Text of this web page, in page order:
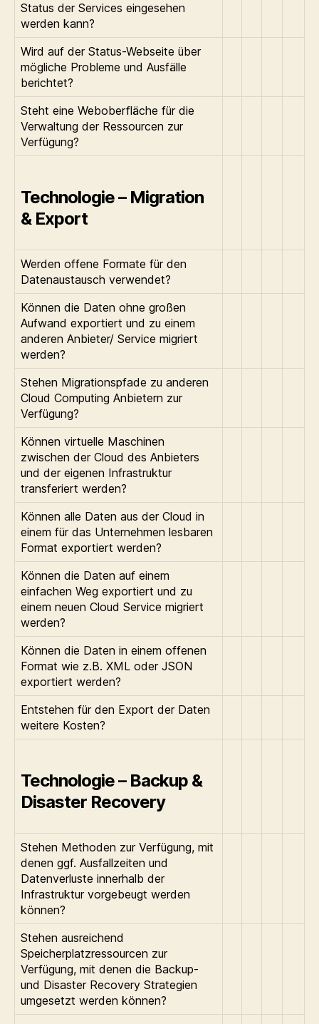
Status der Services eingesehen
werden kann?
Wird auf der Status-Webseite über
mögliche Probleme und Ausfälle
berichtet?
Steht eine Weboberfläche für die
Verwaltung der Ressourcen zur
Verfügung?
Technologie – Migration
& Export
Werden offene Formate für den
Datenaustausch verwendet?
Können die Daten ohne großen
Aufwand exportiert und zu einem
anderen Anbieter/ Service migriert
werden?
Stehen Migrationspfade zu anderen
Cloud Computing Anbietern zur
Verfügung?
Können virtuelle Maschinen
zwischen der Cloud des Anbieters
und der eigenen Infrastruktur
transferiert werden?
Können alle Daten aus der Cloud in
einem für das Unternehmen lesbaren
Format exportiert werden?
Können die Daten auf einem
einfachen Weg exportiert und zu
einem neuen Cloud Service migriert
werden?
Können die Daten in einem offenen
Format wie z.B. XML oder JSON
exportiert werden?
Entstehen für den Export der Daten
weitere Kosten?
Technologie – Backup &
Disaster Recovery
Stehen Methoden zur Verfügung, mit
denen ggf. Ausfallzeiten und
Datenverluste innerhalb der
Infrastruktur vorgebeugt werden
können?
Stehen ausreichend
Speicherplatzressourcen zur
Verfügung, mit denen die Backup-
und Disaster Recovery Strategien
umgesetzt werden können?